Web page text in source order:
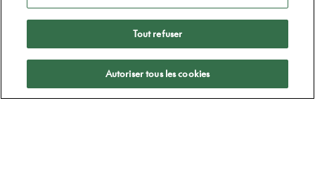
100% québécois et
indépendant
Tout refuser
Autoriser tous les cookies